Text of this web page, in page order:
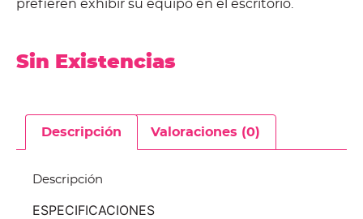
prefieren exhibir su equipo en el escritorio.
Sin Existencias
Descripción Valoraciones (0)
Descripción
ESPECIFICACIONES